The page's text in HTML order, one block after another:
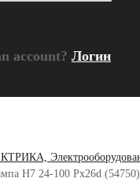
account? Логин
Н7 24-100 Рх26d (54750)